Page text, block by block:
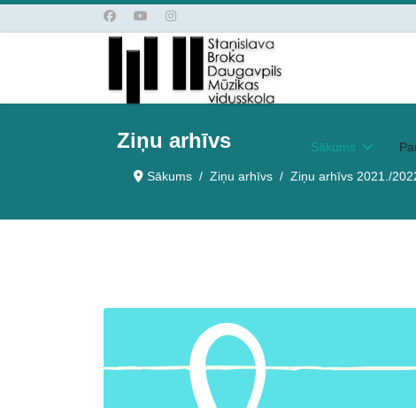
Sākums
Ziņu arhīvs
Sākums Ziņu arhīvs Ziņu arhīvs 2021./